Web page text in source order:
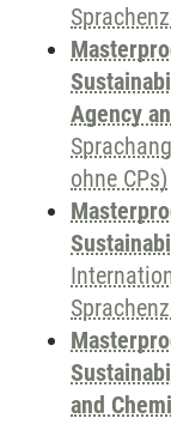
Agency
ohne CPs)
and